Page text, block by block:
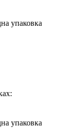
упаковка
упаковка